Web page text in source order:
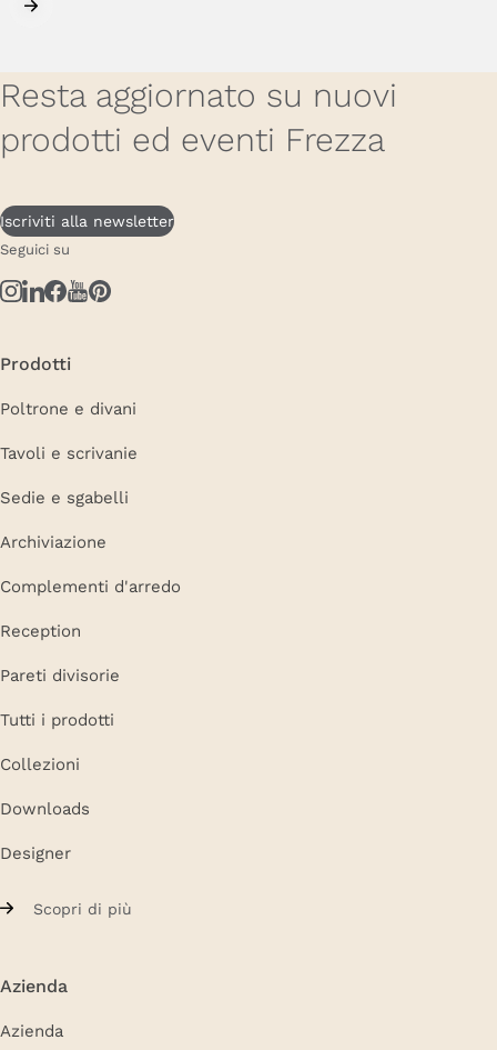
Resta aggiornato su nuovi
prodotti ed eventi Frezza
Iscriviti alla newsletter
Seguici su
Prodotti
Poltrone e divani
Tavoli e scrivanie
Sedie e sgabelli
Archiviazione
Complementi d'arredo
Reception
Pareti divisorie
Tutti i prodotti
Collezioni
Downloads
Designer
Scopri di più
Azienda
Azienda